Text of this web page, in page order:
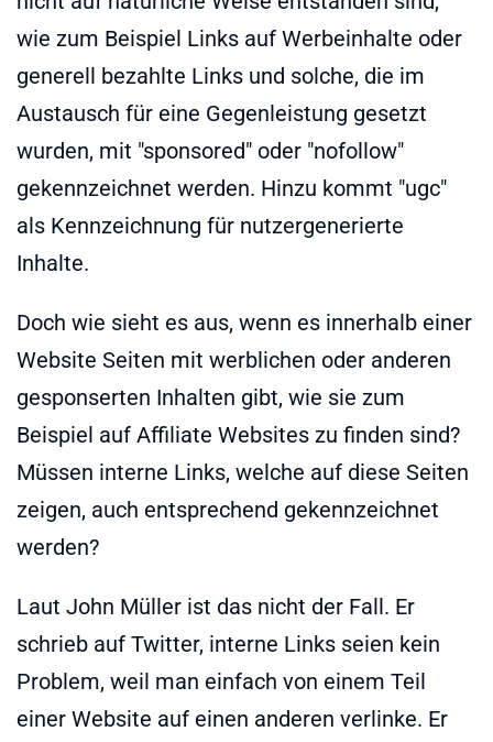
wie zum Beispiel Links auf Werbeinhalte oder
generell bezahlte Links und solche, die im
Austausch für eine Gegenleistung gesetzt
wurden, mit "sponsored" oder "nofollow"
gekennzeichnet werden. Hinzu kommt "ugc"
als Kennzeichnung für nutzergenerierte
Inhalte.
Doch wie sieht es aus, wenn es innerhalb einer
Website Seiten mit werblichen oder anderen
gesponserten Inhalten gibt, wie sie zum
Beispiel auf Affiliate Websites zu finden sind?
Müssen interne Links, welche auf diese Seiten
zeigen, auch entsprechend gekennzeichnet
werden?
Laut John Müller ist das nicht der Fall. Er
schrieb auf Twitter, interne Links seien kein
Problem, weil man einfach von einem Teil
einer Website auf einen anderen verlinke. Er